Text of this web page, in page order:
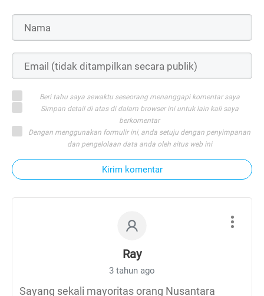
Beri tahu saya sewaktu seseorang menanggapi komentar saya
Simpan detail di atas di dalam browser ini untuk lain kali saya
berkomentar
Dengan menggunakan formulir ini, anda setuju dengan penyimpanan
dan pengelolaan data anda oleh situs web ini
Kirim komentar
Ray
3 tahun ago
Sayang sekali mayoritas orang Nusantara